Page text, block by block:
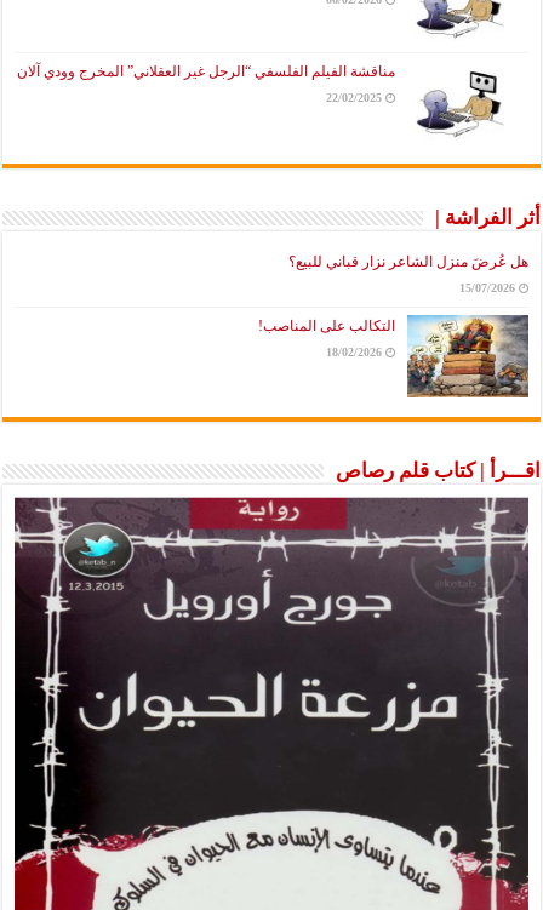
مناقشة الفيلم الفلسفي “الرجل غير العقلاني” المخرج وودي آلان
22/02/2025
أثر الفراشة |
هل عُرضَ منزل الشاعر نزار قباني للبيع؟
15/07/2026
التكالب على المناصب!
18/02/2026
اقـــرأ | كتاب قلم رصاص